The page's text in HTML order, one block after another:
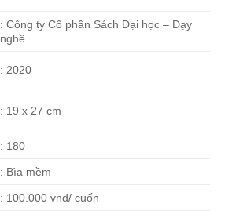
: Công ty Cổ phần Sách Đại học – Dạy
nghề
: 2020
: 19 x 27 cm
: 180
: Bìa mềm
: 100.000 vnđ/ cuốn